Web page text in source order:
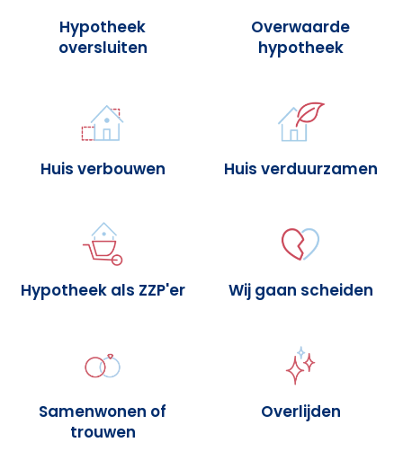
Hypotheek
oversluiten
Overwaarde
hypotheek
Huis verbouwen Huis verduurzamen
Hypotheek als ZZP'er Wij gaan scheiden
Samenwonen of
trouwen
Overlijden